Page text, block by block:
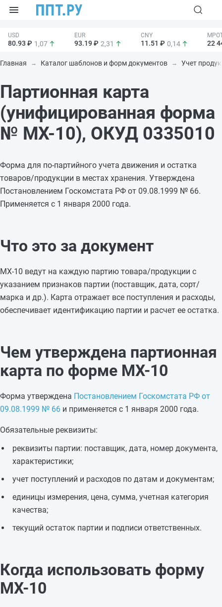
80.93 ₽ 1,07 93.19 ₽ 2,31 11.51 ₽ 0,14 22
Главная Каталог шаблонов и форм документов Учет
Партионная карта
(унифицированная форма
№ МХ-10), ОКУД 0335010
Форма для по-партийного учета движения и остатка
товаров/продукции в местах хранения. Утверждена
Постановлением Госкомстата РФ от 09.08.1999 № 66.
Применяется с 1 января 2000 года.
Что это за документ
МХ-10 ведут на каждую партию товара/продукции с
указанием признаков партии (поставщик, дата, сорт/
марка и др.). Карта отражает все поступления и расходы,
обеспечивает идентификацию партии и расчет ее остатка.
Чем утверждена партионная
карта по форме МХ-10
Форма утверждена Постановлением Госкомстата РФ от
09.08.1999 № 66 и применяется с 1 января 2000 года.
Обязательные реквизиты:
реквизиты партии: поставщик, дата, номер документа,
характеристики;
учет поступлений и расходов по датам и документам;
единицы измерения, цена, сумма, учетная категория
качества;
текущий остаток партии и подписи ответственных.
Когда использовать форму
МХ-10